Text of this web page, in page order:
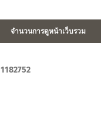
จำนวนการดูหน้าเว็บรวม
1182752